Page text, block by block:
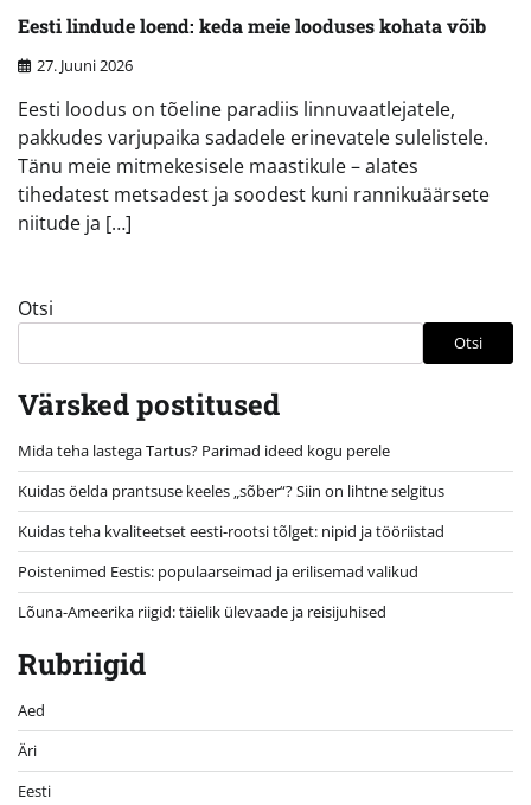
Eesti lindude loend: keda meie looduses kohata võib
27. Juuni 2026
Eesti loodus on tõeline paradiis linnuvaatlejatele,
pakkudes varjupaika sadadele erinevatele sulelistele.
Tänu meie mitmekesisele maastikule – alates
tihedatest metsadest ja soodest kuni rannikuäärsete
niitude ja […]
Otsi
Otsi
Värsked postitused
Mida teha lastega Tartus? Parimad ideed kogu perele
Kuidas öelda prantsuse keeles „sõber“? Siin on lihtne selgitus
Kuidas teha kvaliteetset eesti-rootsi tõlget: nipid ja tööriistad
Poistenimed Eestis: populaarseimad ja erilisemad valikud
Lõuna-Ameerika riigid: täielik ülevaade ja reisijuhised
Rubriigid
Aed
Äri
Eesti